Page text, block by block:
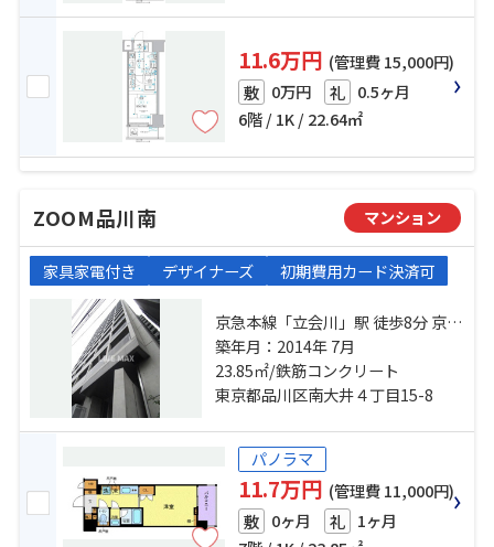
11.6万円 (管理費 15,000円)
敷 0万円 礼 0.5ヶ月
6階 / 1K / 22.64㎡
ZOOM品川南 マンション
家具家電付き デザイナーズ 初期費用カード決済可
京急本線「立会川」駅 徒歩8分 京浜
東北線「大森」駅 徒歩15分 東京モ
ノレール「大井競馬場前」駅 徒歩
17分
築年月：2014年 7月
23.85㎡/鉄筋コンクリート
東京都品川区南大井４丁目15-8
パノラマ
11.7万円 (管理費 11,000円)
敷 0ヶ月 礼 1ヶ月